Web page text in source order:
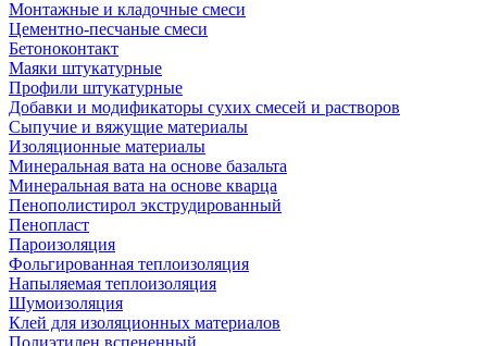
Монтажные и кладочные смеси
Цементно-песчаные смеси
Бетоноконтакт
Маяки штукатурные
Профили штукатурные
Добавки и модификаторы сухих смесей и растворов
Сыпучие и вяжущие материалы
Изоляционные материалы
Минеральная вата на основе базальта
Минеральная вата на основе кварца
Пенополистирол экструдированный
Пенопласт
Пароизоляция
Фольгированная теплоизоляция
Напыляемая теплоизоляция
Шумоизоляция
Клей для изоляционных материалов
Полиэтилен вспененный